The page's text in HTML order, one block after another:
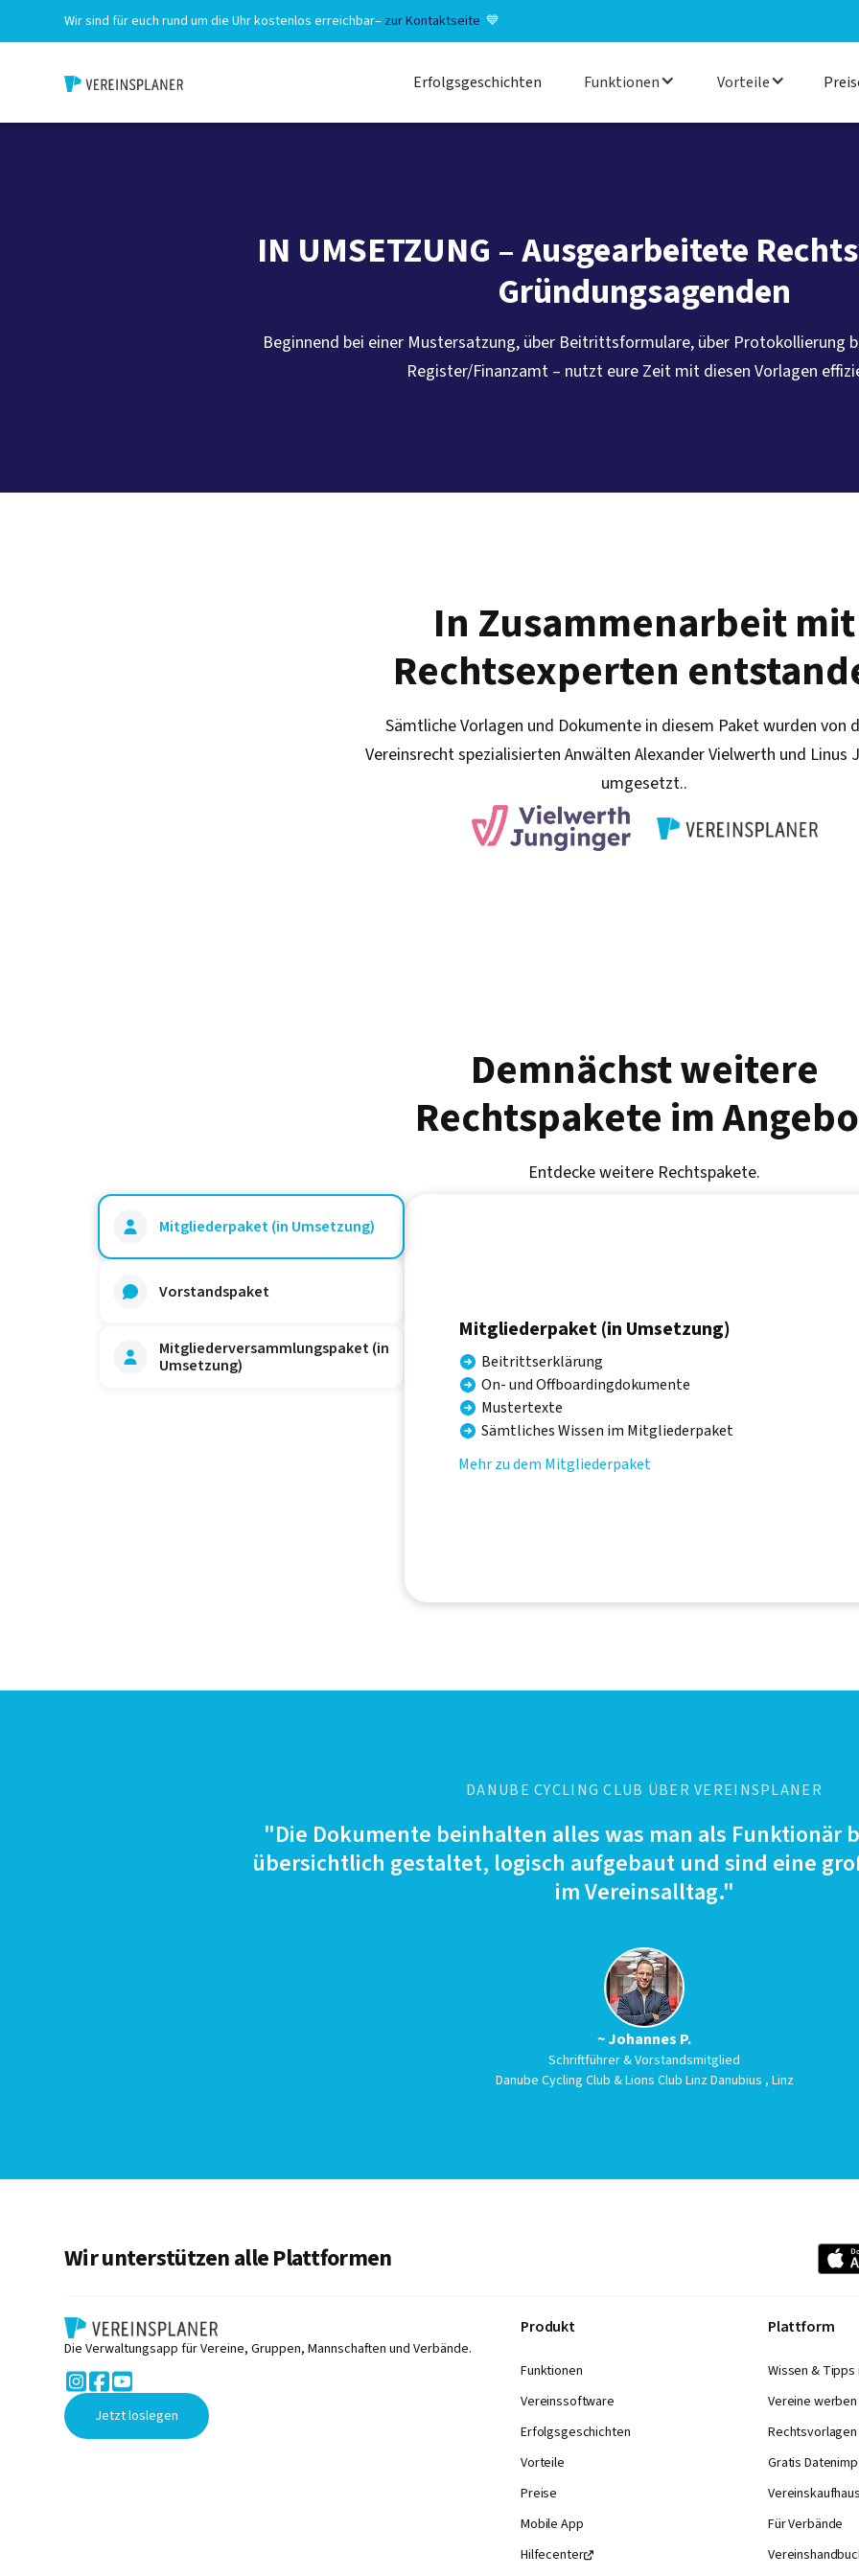
Wir sind für euch rund um die Uhr kostenlos erreichbar– zur Kontaktseite 💙
Erfolgsgeschichten Funktionen Vorteile
IN UMSETZUNG – Ausgearbeitete
Gründungsagenden
Beginnend bei einer Mustersatzung, über Beitrittsformulare, über Protokollierung
Register/Finanzamt – nutzt eure Zeit mit diesen Vorlagen
In Zusammenarbeit mit
Rechtsexperten
Sämtliche Vorlagen und Dokumente in diesem Paket wurden von
Vereinsrecht spezialisierten Anwälten Alexander Vielwerth und Linus
umgesetzt..
Demnächst weitere
Rechtspakete im
Entdecke weitere Rechtspakete.
 Mitgliederpaket (in Umsetzung)
 Vorstandspaket

Mitgliederversammlungspaket (in
Umsetzung)
Mitgliederpaket (in Umsetzung)
Beitrittserklärung
On- und Offboardingdokumente
Mustertexte
Sämtliches Wissen im Mitgliederpaket
Mehr zu dem Mitgliederpaket
DANUBE CYCLING CLUB ÜBER VEREINSPLANER
"Die Dokumente beinhalten alles was man als Funktionär
übersichtlich gestaltet, logisch aufgebaut und sind eine
im Vereinsalltag."
~ Johannes P.
Schriftführer & Vorstandsmitglied
Danube Cycling Club & Lions Club Linz Danubius , Linz
Wir unterstützen alle Plattformen
Die Verwaltungsapp für Vereine, Gruppen, Mannschaften und Verbände.

Jetzt loslegen
Produkt
Funktionen
Vereinssoftware
Erfolgsgeschichten
Vorteile
Preise
Mobile App
Hilfecenter
Plattform
Wissen & Tipps
Vereine
Rechtsvorlagen
Gratis
Für Verbände